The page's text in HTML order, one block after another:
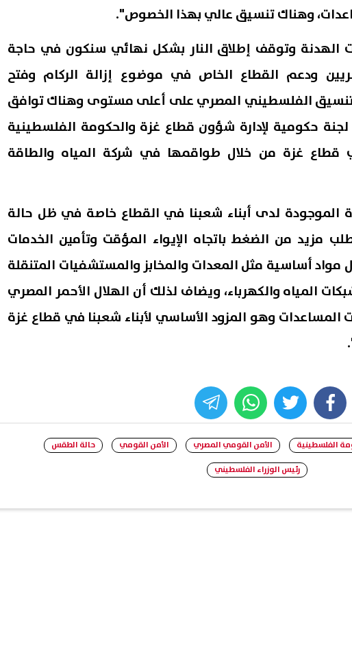
وهناك تنسيق عالي بهذا الخصوص".
الهدنة وتوقف إطلاق النار بشكل نهائي سنكون في حاجة
ودعم القطاع الخاص في موضوع إزالة الركام وفتح
التنسيق الفلسطيني المصري على أعلى مستوى وهناك توافق
حكومية لإدارة شؤون قطاع غزة والحكومة الفلسطينية
قطاع غزة من خلال طواقمها في شركة المياه والطاقة
الموجودة لدى أبناء شعبنا في القطاع خاصة في ظل حالة
مزيد من الضغط باتجاه الإيواء المؤقت وتأمين الخدمات
مواد أساسية مثل المعدات والمخابز والمستشفيات المتنقلة
المياه والكهرباء، ويضاف لذلك أن الهلال الأحمر المصري
وهو المزود الأساسي لأبناء شعبنا في قطاع غزة
facebook
twitter
whats
الفلسطينية الأمن القومي المصري الأمن القومي
حالة الطقس
رئيس الوزراء الفلسطيني